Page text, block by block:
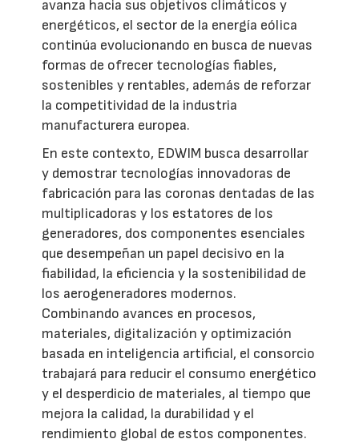
avanza hacia sus objetivos climáticos y
energéticos, el sector de la energía eólica
continúa evolucionando en busca de nuevas
formas de ofrecer tecnologías fiables,
sostenibles y rentables, además de reforzar
la competitividad de la industria
manufacturera europea.
En este contexto, EDWIM busca desarrollar
y demostrar tecnologías innovadoras de
fabricación para las coronas dentadas de las
multiplicadoras y los estatores de los
generadores, dos componentes esenciales
que desempeñan un papel decisivo en la
fiabilidad, la eficiencia y la sostenibilidad de
los aerogeneradores modernos.
Combinando avances en procesos,
materiales, digitalización y optimización
basada en inteligencia artificial, el consorcio
trabajará para reducir el consumo energético
y el desperdicio de materiales, al tiempo que
mejora la calidad, la durabilidad y el
rendimiento global de estos componentes.